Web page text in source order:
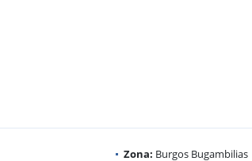
Zona: Burgos Bugambilias